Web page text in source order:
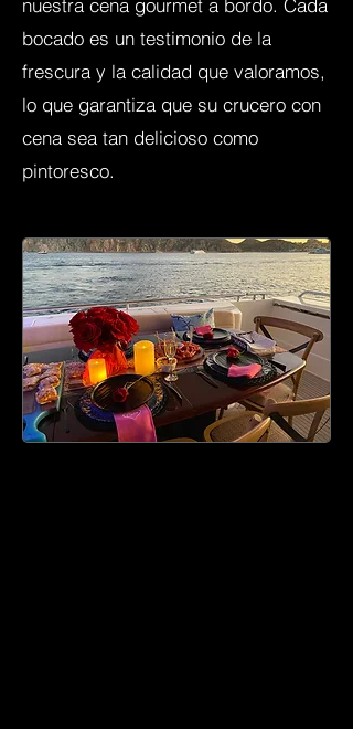
nuestra cena gourmet a bordo. Cada
bocado es un testimonio de la
frescura y la calidad que valoramos,
lo que garantiza que su crucero con
cena sea tan delicioso como
pintoresco.